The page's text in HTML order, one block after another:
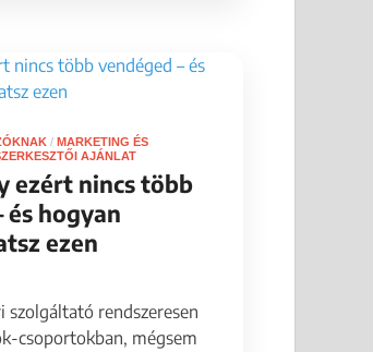
/MARKETING ÉS
AJÁNLAT
ezért nincs több
és hogyan
ezen
szolgáltató rendszeresen
csoportokban, mégsem